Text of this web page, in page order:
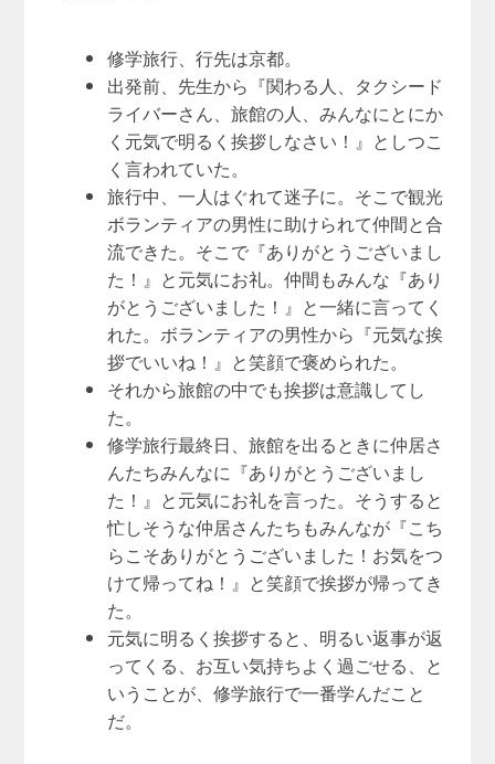
修学旅行、行先は京都。
出発前、先生から『関わる人、タクシード
ライバーさん、旅館の人、みんなにとにか
く元気で明るく挨拶しなさい！』としつこ
く言われていた。
旅行中、一人はぐれて迷子に。そこで観光
ボランティアの男性に助けられて仲間と合
流できた。そこで『ありがとうございまし
た！』と元気にお礼。仲間もみんな『あり
がとうございました！』と一緒に言ってく
れた。ボランティアの男性から『元気な挨
拶でいいね！』と笑顔で褒められた。
それから旅館の中でも挨拶は意識してし
た。
修学旅行最終日、旅館を出るときに仲居さ
んたちみんなに『ありがとうございまし
た！』と元気にお礼を言った。そうすると
忙しそうな仲居さんたちもみんなが『こち
らこそありがとうございました！お気をつ
けて帰ってね！』と笑顔で挨拶が帰ってき
た。
元気に明るく挨拶すると、明るい返事が返
ってくる、お互い気持ちよく過ごせる、と
いうことが、修学旅行で一番学んだこと
だ。